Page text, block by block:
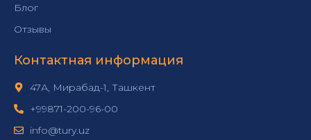
Блог
Отзывы
Контактная информация
47А, Мирабад-1, Ташкент
+99871-200-96-00
info@tury.uz